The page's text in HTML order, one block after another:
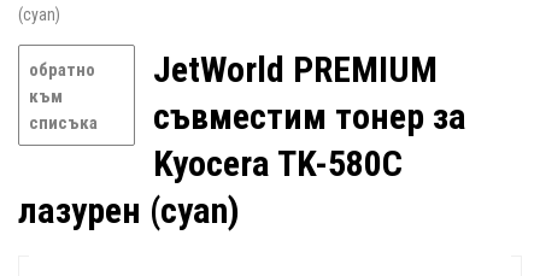
(cyan)
обратно
към
списъка
JetWorld PREMIUM
съвместим тонер за
Kyocera TK-580C
лазурен (cyan)